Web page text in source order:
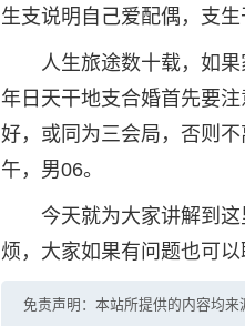
生支说明自己爱配偶，支
人生旅途数十载，如
年日天干地支合婚首先要
好，或同为三会局，否则
午，男06。
今天就为大家讲解到
烦，大家如果有问题也可以
免责声明：本站所提供的内容均